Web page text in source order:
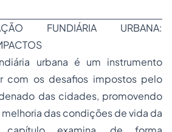
FUNDIÁRIA URBANA:
urbana é um instrumento
com os desafios impostos pelo
das cidades, promovendo
melhoria das condições de vida da